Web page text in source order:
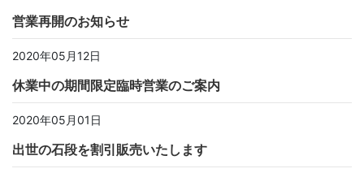
営業再開のお知らせ
2020年05月12日
休業中の期間限定臨時営業のご案内
2020年05月01日
出世の石段を割引販売いたします